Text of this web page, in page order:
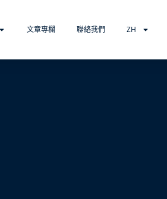
文章專欄 聯絡我們 ZH